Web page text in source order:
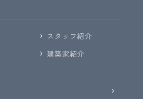
スタッフ紹介
建築家紹介